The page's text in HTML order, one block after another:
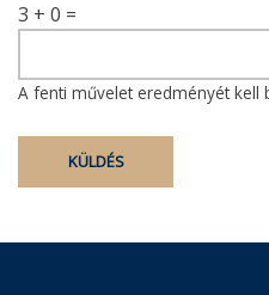
3 + 0 =
A fenti művelet eredményét kell